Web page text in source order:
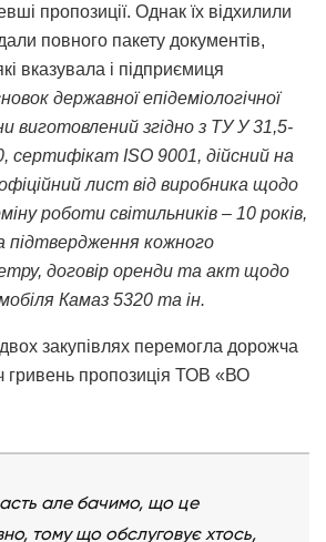
пропозиції. Однак їх відхилили
повного пакету документів,
вказувала і підприємиця
державної епідеміологічної
виготовлений згідно з ТУ У 31,5-
сертифікат ISO 9001, дійсний на
лист від виробника щодо
роботи світильників – 10 років,
підтвердження кожного
договір оренди та акт щодо
Камаз 5320 та ін.
закупівлях перемогла дорожча
гривень пропозиція ТОВ «ВО
але бачимо, що це
тому що обслуговує хтось,